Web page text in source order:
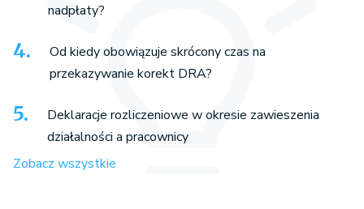
nadpłaty?
Od kiedy obowiązuje skrócony czas na
przekazywanie korekt DRA?
Deklaracje rozliczeniowe w okresie zawieszenia
działalności a pracownicy
Zobacz wszystkie